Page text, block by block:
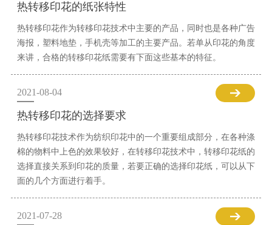
热转移印花的纸张特性
热转移印花作为转移印花技术中主要的产品，同时也是各种广告
海报，塑料地垫，手机壳等加工的主要产品。若单从印花的角度
来讲，合格的转移印花纸需要有下面这些基本的特征。
2021-08-04
热转移印花的选择要求
热转移印花技术作为纺织印花中的一个重要组成部分，在各种涤
棉的物料中上色的效果较好，在转移印花技术中，转移印花纸的
选择直接关系到印花的质量，若要正确的选择印花纸，可以从下
面的几个方面进行着手。
2021-07-28